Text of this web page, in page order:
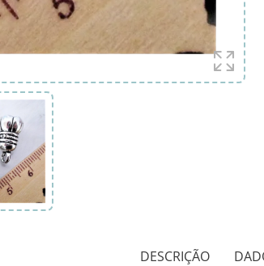
DESCRIÇÃO